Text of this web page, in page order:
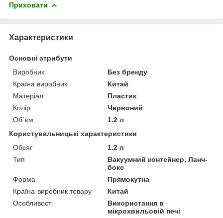
Приховати
Характеристики
Основні атрибути
Виробник
Без бренду
Країна виробник
Китай
Матеріал
Пластик
Колір
Червоний
Об`єм
1.2 л
Користувальницькі характеристики
Обсяг
1.2 л
Тип
Вакуумний контейнер, Ланч-
бокс
Форма
Прямокутна
Країна-виробник товару
Китай
Особливості
Використання в
мікрохвильовій печі